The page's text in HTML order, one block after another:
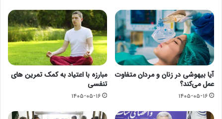
آیا بیهوشی در زنان و مردان متفاوت
عمل می‌کند؟
۱۴۰۵-۰۵-۱۶
مبارزه با اعتیاد به کمک تمرین های
تنفسی
۱۴۰۵-۰۵-۱۶